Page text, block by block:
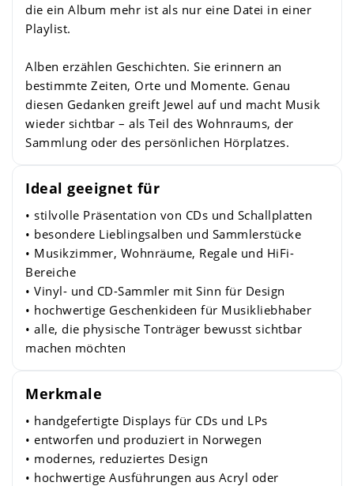
die ein Album mehr ist als nur eine Datei in einer
Playlist.
Alben erzählen Geschichten. Sie erinnern an
bestimmte Zeiten, Orte und Momente. Genau
diesen Gedanken greift Jewel auf und macht Musik
wieder sichtbar – als Teil des Wohnraums, der
Sammlung oder des persönlichen Hörplatzes.
Ideal geeignet für
• stilvolle Präsentation von CDs und Schallplatten
• besondere Lieblingsalben und Sammlerstücke
• Musikzimmer, Wohnräume, Regale und HiFi-
Bereiche
• Vinyl- und CD-Sammler mit Sinn für Design
• hochwertige Geschenkideen für Musikliebhaber
• alle, die physische Tonträger bewusst sichtbar
machen möchten
Merkmale
• handgefertigte Displays für CDs und LPs
• entworfen und produziert in Norwegen
• modernes, reduziertes Design
• hochwertige Ausführungen aus Acryl oder